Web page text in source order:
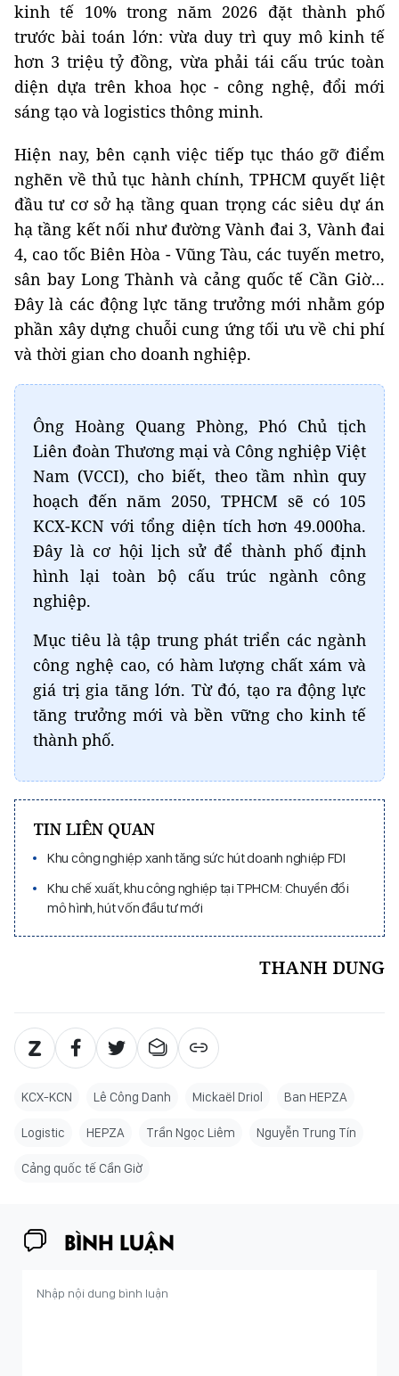
kinh tế 10% trong năm 2026 đặt thành phố
trước bài toán lớn: vừa duy trì quy mô kinh tế
hơn 3 triệu tỷ đồng, vừa phải tái cấu trúc toàn
diện dựa trên khoa học - công nghệ, đổi mới
sáng tạo và logistics thông minh.
Hiện nay, bên cạnh việc tiếp tục tháo gỡ điểm
nghẽn về thủ tục hành chính, TPHCM quyết liệt
đầu tư cơ sở hạ tầng quan trọng các siêu dự án
hạ tầng kết nối như đường Vành đai 3, Vành đai
4, cao tốc Biên Hòa - Vũng Tàu, các tuyến metro,
sân bay Long Thành và cảng quốc tế Cần Giờ...
Đây là các động lực tăng trưởng mới nhằm góp
phần xây dựng chuỗi cung ứng tối ưu về chi phí
và thời gian cho doanh nghiệp.
Ông Hoàng Quang Phòng, Phó Chủ tịch
Liên đoàn Thương mại và Công nghiệp Việt
Nam (VCCI), cho biết, theo tầm nhìn quy
hoạch đến năm 2050, TPHCM sẽ có 105
KCX-KCN với tổng diện tích hơn 49.000ha.
Đây là cơ hội lịch sử để thành phố định
hình lại toàn bộ cấu trúc ngành công
nghiệp.
Mục tiêu là tập trung phát triển các ngành
công nghệ cao, có hàm lượng chất xám và
giá trị gia tăng lớn. Từ đó, tạo ra động lực
tăng trưởng mới và bền vững cho kinh tế
thành phố.
TIN LIÊN QUAN
Khu công nghiệp xanh tăng sức hút doanh nghiệp FDI
Khu chế xuất, khu công nghiệp tại TPHCM: Chuyển đổi
mô hình, hút vốn đầu tư mới
THANH DUNG
KCX-KCN Lê Công Danh Mickaël Driol Ban HEPZA
Logistic HEPZA Trần Ngọc Liêm Nguyễn Trung Tín
Cảng quốc tế Cần Giờ
BÌNH LUẬN